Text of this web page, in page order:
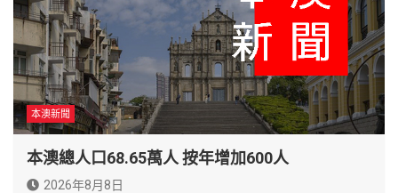
本澳新聞
本澳總人口68.65萬人 按年增加600人
2026年8月8日